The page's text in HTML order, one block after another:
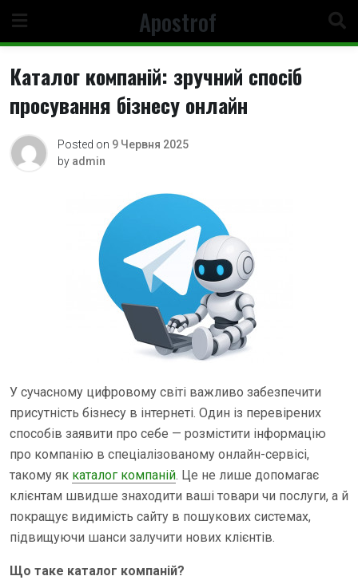
content
Apostrof
Каталог компаній: зручний спосіб
просування бізнесу онлайн
Posted on 9 Червня 2025
by admin
У сучасному цифровому світі важливо забезпечити
присутність бізнесу в інтернеті. Один із перевірених
способів заявити про себе — розмістити інформацію
про компанію в спеціалізованому онлайн-сервісі,
такому як каталог компаній. Це не лише допомагає
клієнтам швидше знаходити ваші товари чи послуги, а й
покращує видимість сайту в пошукових системах,
підвищуючи шанси залучити нових клієнтів.
Що таке каталог компаній?